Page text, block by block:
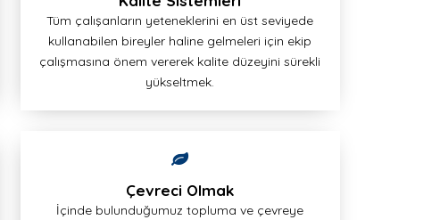
Tüm çalışanların yeteneklerini en üst seviyede
kullanabilen bireyler haline gelmeleri için ekip
çalışmasına önem vererek kalite düzeyini sürekli
yükseltmek.
Çevreci Olmak
İçinde bulunduğumuz topluma ve çevreye